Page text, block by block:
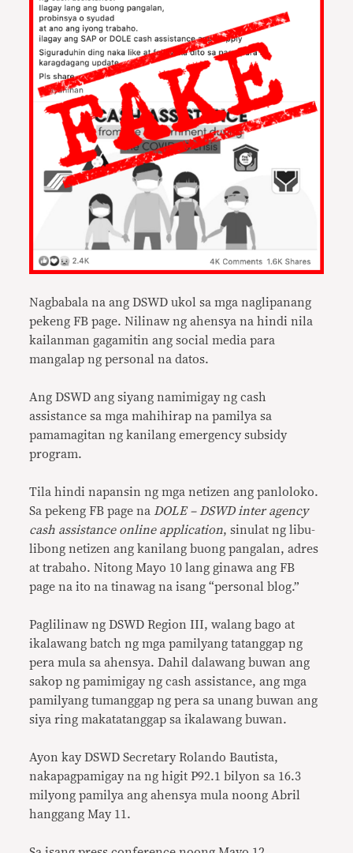
Nagbabala na ang DSWD ukol sa mga naglipanang
pekeng FB page. Nilinaw ng ahensya na hindi nila
kailanman gagamitin ang social media para
mangalap ng personal na datos.
Ang DSWD ang siyang namimigay ng cash
assistance sa mga mahihirap na pamilya sa
pamamagitan ng kanilang emergency subsidy
program.
Tila hindi napansin ng mga netizen ang panloloko.
Sa pekeng FB page na DOLE – DSWD inter agency
cash assistance online application, sinulat ng libu-
libong netizen ang kanilang buong pangalan, adres
at trabaho. Nitong Mayo 10 lang ginawa ang FB
page na ito na tinawag na isang “personal blog.”
Paglilinaw ng DSWD Region III, walang bago at
ikalawang batch ng mga pamilyang tatanggap ng
pera mula sa ahensya. Dahil dalawang buwan ang
sakop ng pamimigay ng cash assistance, ang mga
pamilyang tumanggap ng pera sa unang buwan ang
siya ring makatatanggap sa ikalawang buwan.
Ayon kay DSWD Secretary Rolando Bautista,
nakapagpamigay na ng higit P92.1 bilyon sa 16.3
milyong pamilya ang ahensya mula noong Abril
hanggang May 11.